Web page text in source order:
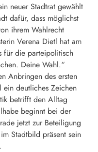
neuer Stadtrat gewählt
dafür, dass möglichst
ihrem Wahlrecht
Verena Dietl hat am
für die parteipolitisch
Deine Wahl.“
Anbringen des ersten
ein deutliches Zeichen
betrifft den Alltag
beginnt bei der
jetzt zur Beteiligung
Stadtbild präsent sein